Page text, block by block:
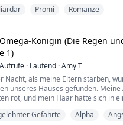
und reich war.
dass sie auch eine Pflegemutter
hatte, die alles, was sie
Promi Romanze
Königin (Die Regen
1)
Aufrufe · Laufend ·Amy T
Nacht, als meine Eltern starben,
unseres Hauses gefunden. Meine
rot, und mein Haar hatte sich in
stieß mich aus und machte mich für
Gefährte Alpha